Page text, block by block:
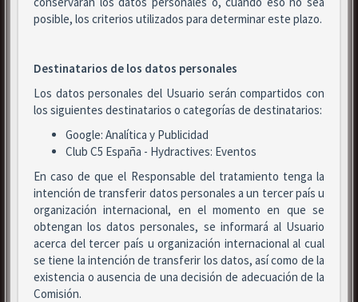
posible, los criterios utilizados para determinar este plazo.
Destinatarios de los datos personales
Los datos personales del Usuario serán compartidos con
los siguientes destinatarios o categorías de destinatarios:
Google: Analítica y Publicidad
Club C5 España - Hydractives: Eventos
En caso de que el Responsable del tratamiento tenga la
intención de transferir datos personales a un tercer país u
organización internacional, en el momento en que se
obtengan los datos personales, se informará al Usuario
acerca del tercer país u organización internacional al cual
se tiene la intención de transferir los datos, así como de la
existencia o ausencia de una decisión de adecuación de la
Comisión.